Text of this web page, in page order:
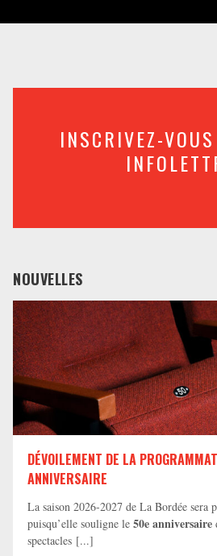
INSCRIVEZ-
NOUVELLES
DÉVOILEMENT DE LA
ANNIVERSAIRE
La saison 2026-2027 de La Bordée sera
puisqu’elle souligne le 50e anniversaire
spectacles [...]